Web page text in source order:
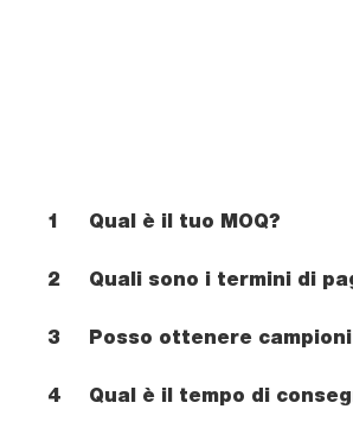
1 Qual è il tuo MOQ?
2 Quali sono i termini di
3 Posso ottenere
4 Qual è il tempo di